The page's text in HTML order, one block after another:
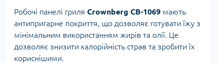
Робочі панелі гриля Crownberg CB-1069 мають
антипригарне покриття, що дозволяє готувати їжу з
мінімальним використанням жирів та олії. Це
дозволяє знизити калорійність страв та зробити їх
кориснішими.